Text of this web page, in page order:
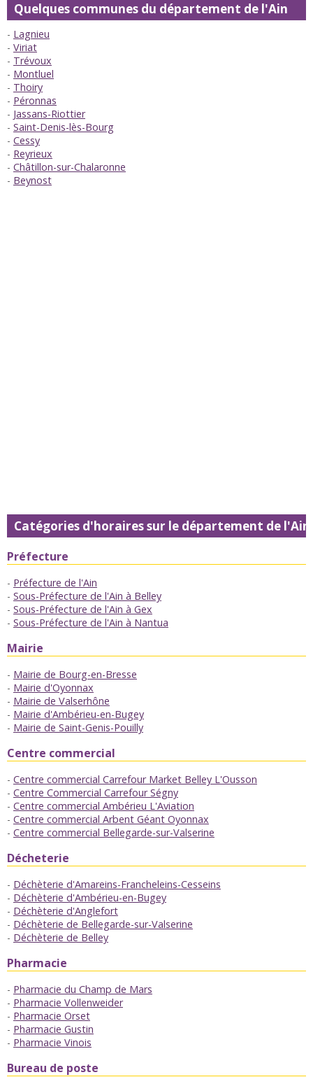
Quelques communes du département de l'Ain
Lagnieu
Viriat
Trévoux
Montluel
Thoiry
Péronnas
Jassans-Riottier
Saint-Denis-lès-Bourg
Cessy
Reyrieux
Châtillon-sur-Chalaronne
Beynost
Catégories d'horaires sur le département de l'Ain
Préfecture
Préfecture de l'Ain
Sous-Préfecture de l'Ain à Belley
Sous-Préfecture de l'Ain à Gex
Sous-Préfecture de l'Ain à Nantua
Mairie
Mairie de Bourg-en-Bresse
Mairie d'Oyonnax
Mairie de Valserhône
Mairie d'Ambérieu-en-Bugey
Mairie de Saint-Genis-Pouilly
Centre commercial
Centre commercial Carrefour Market Belley L'Ousson
Centre Commercial Carrefour Ségny
Centre commercial Ambérieu L'Aviation
Centre commercial Arbent Géant Oyonnax
Centre commercial Bellegarde-sur-Valserine
Décheterie
Déchèterie d'Amareins-Francheleins-Cesseins
Déchèterie d'Ambérieu-en-Bugey
Déchèterie d'Anglefort
Déchèterie de Bellegarde-sur-Valserine
Déchèterie de Belley
Pharmacie
Pharmacie du Champ de Mars
Pharmacie Vollenweider
Pharmacie Orset
Pharmacie Gustin
Pharmacie Vinois
Bureau de poste